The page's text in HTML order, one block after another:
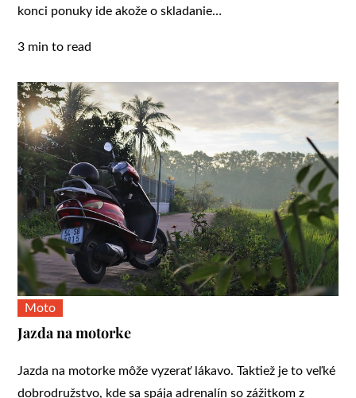
konci ponuky ide akože o skladanie…
3 min to read
Moto
Jazda na motorke
Jazda na motorke môže vyzerať lákavo. Taktiež je to veľké
dobrodružstvo, kde sa spája adrenalín so zážitkom z